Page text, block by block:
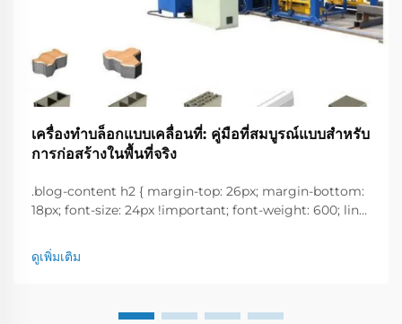
เครื่องทำบล็อกแบบเคลื่อนที่: คู่มือที่สมบูรณ์แบบสำหรับ
การก่อสร้างในพื้นที่จริง
.blog-content h2 { margin-top: 26px; margin-bottom:
18px; font-size: 24px !important; font-weight: 600; line-
margin-bottom: 18px; font-size: 20px !important; font-
w...
ดูเพิ่มเติม